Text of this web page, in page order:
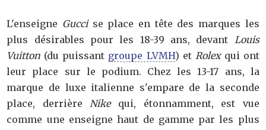
L'enseigne Gucci se place en tête des marques les
plus désirables pour les 18-39 ans, devant
Louis
Vuitton (du puissant groupe LVMH) et Rolex qui ont
leur place sur le podium. Chez les 13-17 ans, la
marque de luxe italienne s'empare de la seconde
place, derrière Nike qui, étonnamment, est vue
comme une enseigne haut de gamme par les plus